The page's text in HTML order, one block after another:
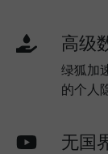
高级
绿狐加
的个人
无国